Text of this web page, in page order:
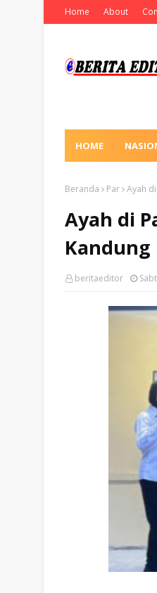
Home About
HOME
Beranda Par Ayah
Ayah di
Kandung
beritaeditor